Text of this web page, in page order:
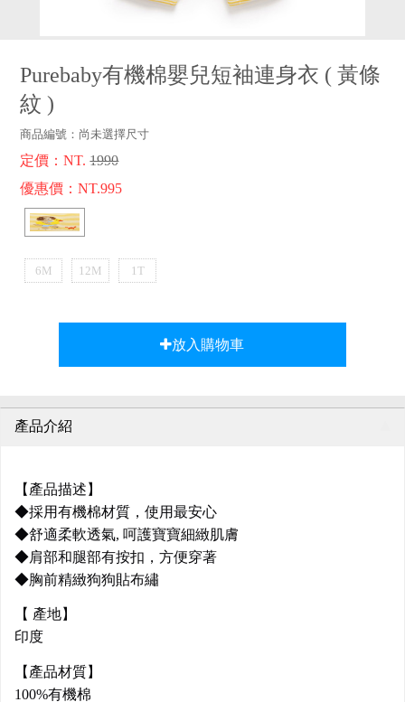
客服專區
Purebaby有機棉嬰兒短袖連身衣 (黃條
紋 )
商品編號： 尚未選擇尺寸
定價：NT.1990
優惠價：NT.995
6M 12M 1T
放入購物車
產品介紹
【產品描述】
◆採用有機棉材質，使用最安心
◆舒適柔軟透氣, 呵護寶寶細緻肌膚
◆肩部和腿部有按扣，方便穿著
◆胸前精緻狗狗貼布繡
【 產地】
印度
【產品材質】
100%有機棉